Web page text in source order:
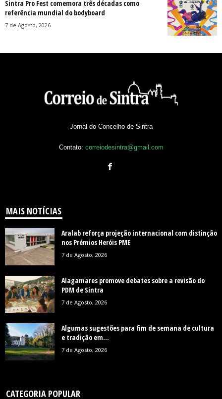
Sintra Pro Fest comemora três décadas como
referência mundial do bodyboard
7 de Agosto, 2026
Jornal do Concelho de Sintra
Contato: correiodesintra@gmail.com
MAIS NOTÍCIAS
Aralab reforça projeção internacional com distinção
nos Prémios Heróis PME
7 de Agosto, 2026
Alagamares promove debates sobre a revisão do
PDM de Sintra
7 de Agosto, 2026
Algumas sugestões para fim de semana de cultura
e tradição em...
7 de Agosto, 2026
CATEGORIA POPULAR